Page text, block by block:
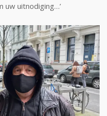
uw uitnodiging…’